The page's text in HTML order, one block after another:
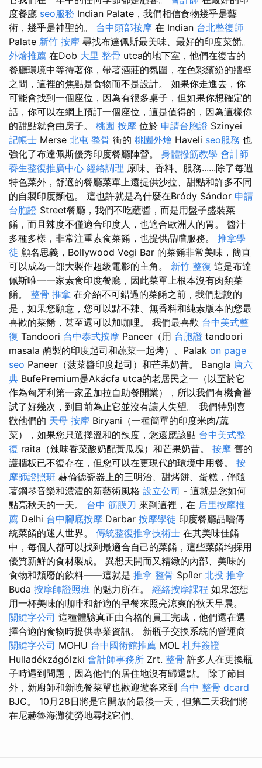
度餐廳 seo服務 Indian Palate，我們相信食物幾乎是藝
術，幾乎是神聖的。 台中頭部按摩 在 Indian 台北整復師
Palate 新竹 按摩 尋找布達佩斯最美味、最好的印度菜餚。
外燴推薦 在Dob 大里 整骨 utca的地下室，他們在復古的
餐廳環境中等待著你，帶著酒莊的氛圍，在色彩繽紛的牆壁
之間，這裡的焦點是食物而不是設計。 如果你走進去，你
可能會找到一個座位，因為有很多桌子，但如果你想確定的
話，你可以在網上預訂一個座位，這是值得的，因為這樣你
的甜點就會由房子。 桃園 按摩 位於 申請台胞證 Szinyei
記帳士 Merse 北屯 整骨 街的 桃園外燴 Haveli seo服務 也
強化了布達佩斯優秀印度餐廳陣營。 身體撥筋教學 會計師
養生整復推廣中心 經絡調理 原味、香料、服務......除了每週
特色菜外，舒適的餐廳菜單上還提供沙拉、甜點和許多不同
的自製印度麵包。 這也許就是為什麼在Bródy Sándor 申請
台胞證 Street餐廳，我們不吃蘸醬，而是用盤子盛裝菜
餚，而且辣度不僅適合印度人，也適合歐洲人的胃。 醬汁
多種多樣，非常注重素食菜餚，也提供品嚐服務。 推拿學
徒 顧名思義，Bollywood Vegi Bar 的菜餚非常美味，簡直
可以成為一部大製作超級電影的主角。 新竹 整復 這是布達
佩斯唯一一家素食印度餐廳，因此菜單上根本沒有肉類菜
餚。 整骨 推拿 在介紹不可錯過的菜餚之前，我們想說的
是，如果您願意，您可以點不辣、無香料和純素版本的您最
喜歡的菜餚，甚至還可以加咖哩。 我們最喜歡 台中美式整
復 Tandoori 台中泰式按摩 Paneer（用 台胞證 tandoori
masala 醃製的印度起司和蔬菜一起烤）、Palak on page
seo Paneer（菠菜醬印度起司）和芒果奶昔。 Bangla 唐六
典 BufePremium是Akácfa utca的老居民之一（以至於它
作為匈牙利第一家孟加拉自助餐開業），所以我們有機會嘗
試了好幾次，到目前為止它並沒有讓人失望。 我們特別喜
歡他們的 天母 按摩 Biryani（一種簡單的印度米肉/蔬
菜），如果您只選擇溫和的辣度，您還應該點 台中美式整
復 raita（辣味香菜酸奶配黃瓜塊）和芒果奶昔。 按摩 舊的
護牆板已不復存在，但您可以在更現代的環境中用餐。 按
摩師證照班 赫倫德瓷器上的三明治、甜烤餅、蛋糕，伴隨
著鋼琴音樂和濃濃的新藝術風格 設立公司 - 這就是您如何
點亮秋天的一天。 台中 筋膜刀 來到這裡，在 后里按摩推
薦 Delhi 台中腳底按摩 Darbar 按摩學徒 印度餐廳品嚐傳
統菜餚的迷人世界。 傳統整復推拿技術士 在其美味佳餚
中，每個人都可以找到最適合自己的菜餚，這些菜餚均採用
優質新鮮的食材製成。 異想天開而又精緻的內部、美味的
食物和頹廢的飲料——這就是 推拿 整骨 Spíler 北投 推拿
Buda 按摩師證照班 的魅力所在。 經絡按摩課程 如果您想
用一杯美味的咖啡和舒適的早餐來照亮涼爽的秋天早晨。
關鍵字公司 這種體驗真正由合格的員工完成，他們還在選
擇合適的食物時提供專業資訊。 新瓶子交換系統的營運商
關鍵字公司 MOHU 台中國術館推薦 MOL 杜拜簽證
Hulladékzágólzki 會計師事務所 Zrt. 整骨 許多人在更換瓶
子時遇到問題，因為他們的居住地沒有歸還點。 除了節目
外，新廚師和新晚餐菜單也歡迎遊客來到 台中 整骨 dcard
BJC。 10月28日將是它開放的最後一天，但第二天我們將
在尼赫魯海灘徒勞地尋找它們。